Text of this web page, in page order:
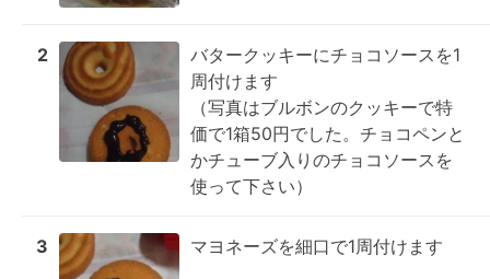
2
バタークッキーにチョコソースを1
周付けます
（写真はブルボンのクッキーで特
価で1箱50円でした。チョコペンと
かチューブ入りのチョコソースを
使って下さい）
3 マヨネーズを細口で1周付けます